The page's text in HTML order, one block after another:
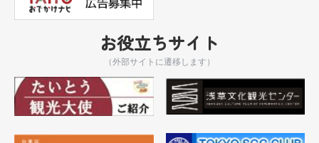
お役立ちサイト
（外部サイトに遷移します）